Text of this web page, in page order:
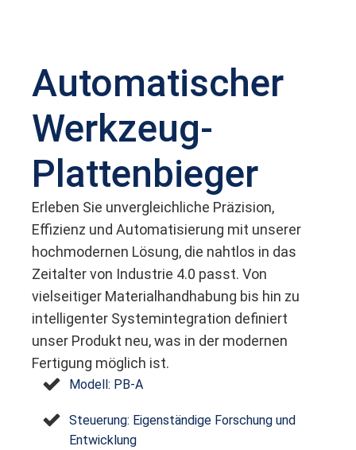
Automatischer
Werkzeug-
Plattenbieger
Erleben Sie unvergleichliche Präzision,
Effizienz und Automatisierung mit unserer
hochmodernen Lösung, die nahtlos in das
Zeitalter von Industrie 4.0 passt. Von
vielseitiger Materialhandhabung bis hin zu
intelligenter Systemintegration definiert
unser Produkt neu, was in der modernen
Fertigung möglich ist.
Modell: PB-A
Steuerung: Eigenständige Forschung und
Entwicklung